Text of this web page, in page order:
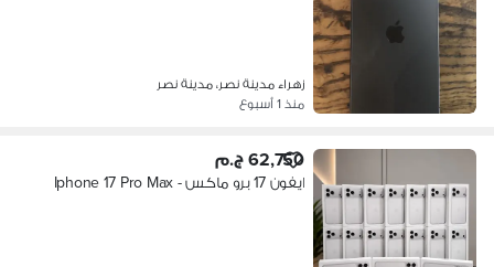
زهراء مدينة نصر، مدينة نصر
منذ 1 أسبوع
62,750 ج.م
ايفون 17 برو ماكس - Iphone 17 Pro Max